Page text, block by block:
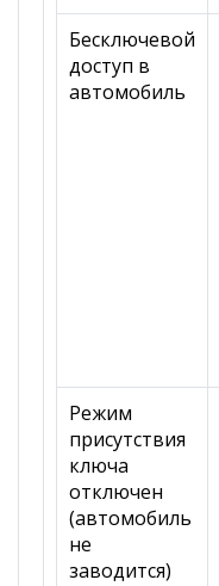
Бесключевой
доступ в
автомобиль
Режим
присутствия
ключа
отключен
(автомобиль
не
заводится)